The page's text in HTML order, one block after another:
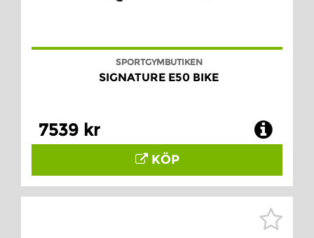
SPORTGYMBUTIKEN
SIGNATURE E50 BIKE
7539 kr
KÖP